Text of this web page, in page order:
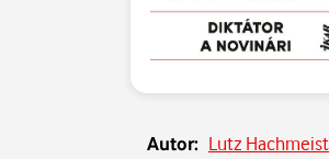
Autor: Lutz